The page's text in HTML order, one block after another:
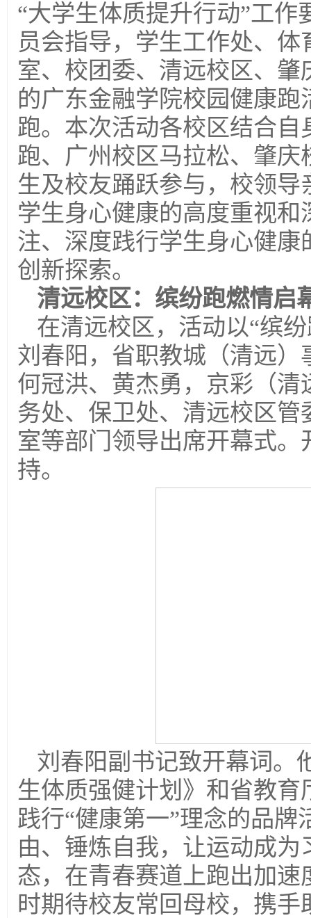
“大学生体质提升行动”工
员会指导，学生工作处、
室、校团委、清远校区、
的广东金融学院校园健康
跑。本次活动各校区结合
跑、广州校区马拉松、肇
生及校友踊跃参与，校领
学生身心健康的高度重视
注、深度践行学生身心健
创新探索。
清远校区：缤纷跑燃情启
在清远校区，活动以“缤
刘春阳，省职教城（清远
何冠洪、黄杰勇，京彩（
务处、保卫处、清远校区
室等部门领导出席开幕式
持。
刘春阳副书记致开幕词。
生体质强健计划》和省教
践行“健康第一”理念的品
由、锤炼自我，让运动成
态，在青春赛道上跑出加
时期待校友常回母校，携